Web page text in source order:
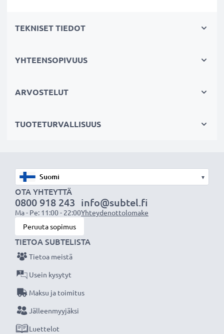
✔ Poistaa heijastukset ei-metallisilta pinnoilta (esim.
✔ Lisää värikylläisyyttä ja kontrastia ja tuo esiin
✔ Tekee sateenkaaren värit näkyvämmiksi
✔ Saa taivaan näyttämään sinisemmältä ja pilvet
valkoisemmilta
✔ Vähentää sinistä usvaa maisemakuvissa ja
teleobjektiivilla kuvattaessa
Laadukas, moninkertaisesti pinnoitettu lasi ja
säädettävä polarisaatio
✔ Värineutraali lasi heijastamattomalla pinnoitteella
halutun valon taittumisen saamiseksi
TEKNISET TIEDOT
YHTEENSOPIVUUS
ARVOSTELUT
TUOTETURVALLISUUS
▾
OTA YHTEYTTÄ
0800 918 243
Ma - Pe: 11:00 - 22:00
info@subtel.fi
Yhteydenottolomake
Peruuta sopimus
TIETOA SUBTELISTA
Tietoa meistä
Usein kysytyt
Maksu ja toimitus
Jälleenmyyjäksi
Luettelot